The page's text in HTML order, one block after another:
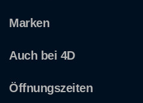
Marken
Auch bei 4D
Öffnungszeiten